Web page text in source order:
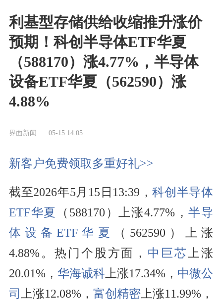
利基型存储供给收缩推升涨价
预期！科创半导体ETF华夏
（588170）涨4.77%，半导体
设备ETF华夏（562590）涨
4.88%
界面新闻 05-15 14:05
新客户免费领取多重好礼>>
截至2026年5月15日13:39，科创半导体
ETF华夏
（588170）上涨4.77%，半导
体设备ETF华夏
（562590）上涨
4.88%。热门个股方面， 中巨芯上涨
20.01%， 华海诚科上涨17.34%， 中微公
司 上涨12.08%， 富创精密上涨11.99%，